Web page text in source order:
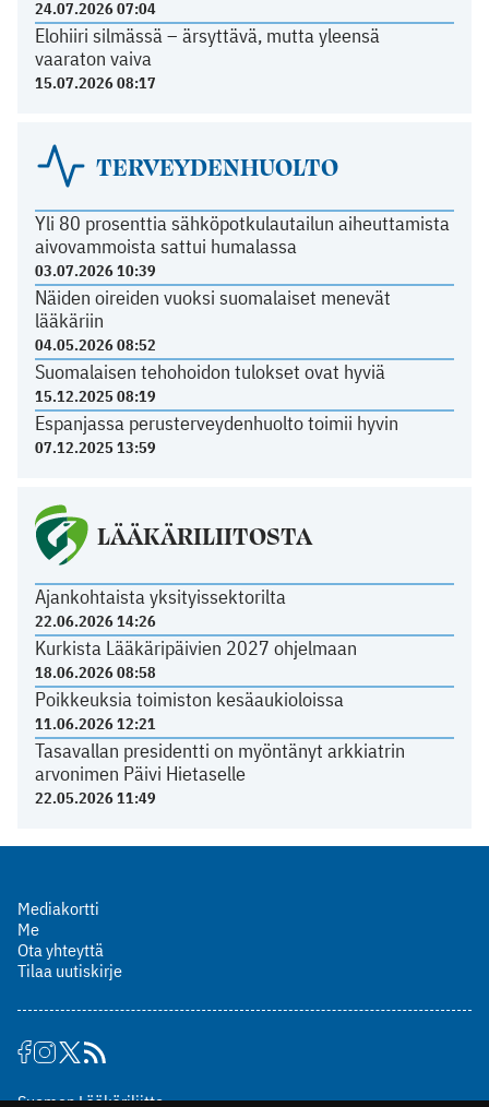
24.07.2026 07:04
Elohiiri silmässä – ärsyttävä, mutta yleensä
vaaraton vaiva
15.07.2026 08:17
TERVEYDENHUOLTO
Yli 80 prosenttia sähköpotkulautailun aiheuttamista
aivovammoista sattui humalassa
03.07.2026 10:39
Näiden oireiden vuoksi suomalaiset menevät
lääkäriin
04.05.2026 08:52
Suomalaisen tehohoidon tulokset ovat hyviä
15.12.2025 08:19
Espanjassa perusterveydenhuolto toimii hyvin
07.12.2025 13:59
LÄÄKÄRILIITOSTA
Ajankohtaista yksityissektorilta
22.06.2026 14:26
Kurkista Lääkäripäivien 2027 ohjelmaan
18.06.2026 08:58
Poikkeuksia toimiston kesäaukioloissa
11.06.2026 12:21
Tasavallan presidentti on myöntänyt arkkiatrin
arvonimen Päivi Hietaselle
22.05.2026 11:49
Mediakortti
Me
Ota yhteyttä
Tilaa uutiskirje
Suomen Lääkäriliitto